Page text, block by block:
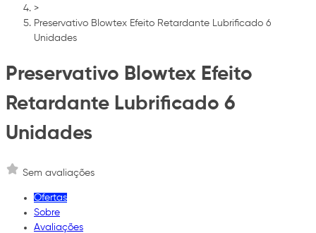
>
Preservativo Blowtex Efeito Retardante Lubrificado 6
Unidades
Preservativo Blowtex Efeito
Retardante Lubrificado 6
Unidades
Sem avaliações
Ofertas
Sobre
Avaliações